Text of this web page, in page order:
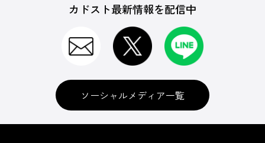
カドスト最新情報を配信中
ソーシャルメディア一覧